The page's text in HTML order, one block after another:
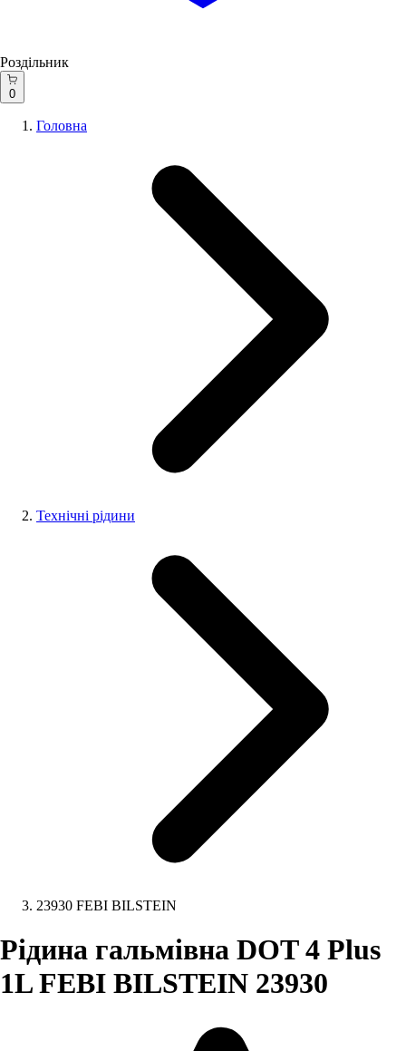
Роздільник
0
Головна
Технічні рідини
23930 FEBI BILSTEIN
Рідина гальмівна DOT 4 Plus
1L FEBI BILSTEIN 23930